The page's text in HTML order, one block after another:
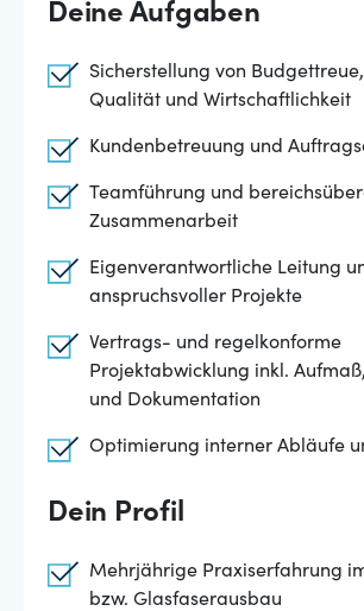
Deine Aufgaben
Sicherstellung von
Qualität und Wirtschaftlichkeit
Kundenbetreuung und
Teamführung und
Zusammenarbeit
Eigenverantwortliche Leitung
anspruchsvoller Projekte
Vertrags- und regelkonforme
Projektabwicklung inkl.
und Dokumentation
Optimierung interner Abläufe
Dein Profil
Mehrjährige Praxiserfahrung
bzw. Glasfaserausbau